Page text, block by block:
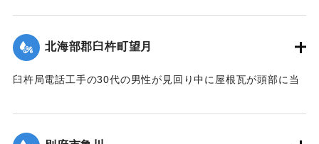
といずれも40代の親戚の男女2人が重傷、60代の祖母が軽傷
を負った。
【出典：大分合同新聞 1942年8月28日発行夕刊2面】
北海部郡臼杵町望月
臼杵局電話工手の30代の男性が見回り中に屋根瓦が頭部に当